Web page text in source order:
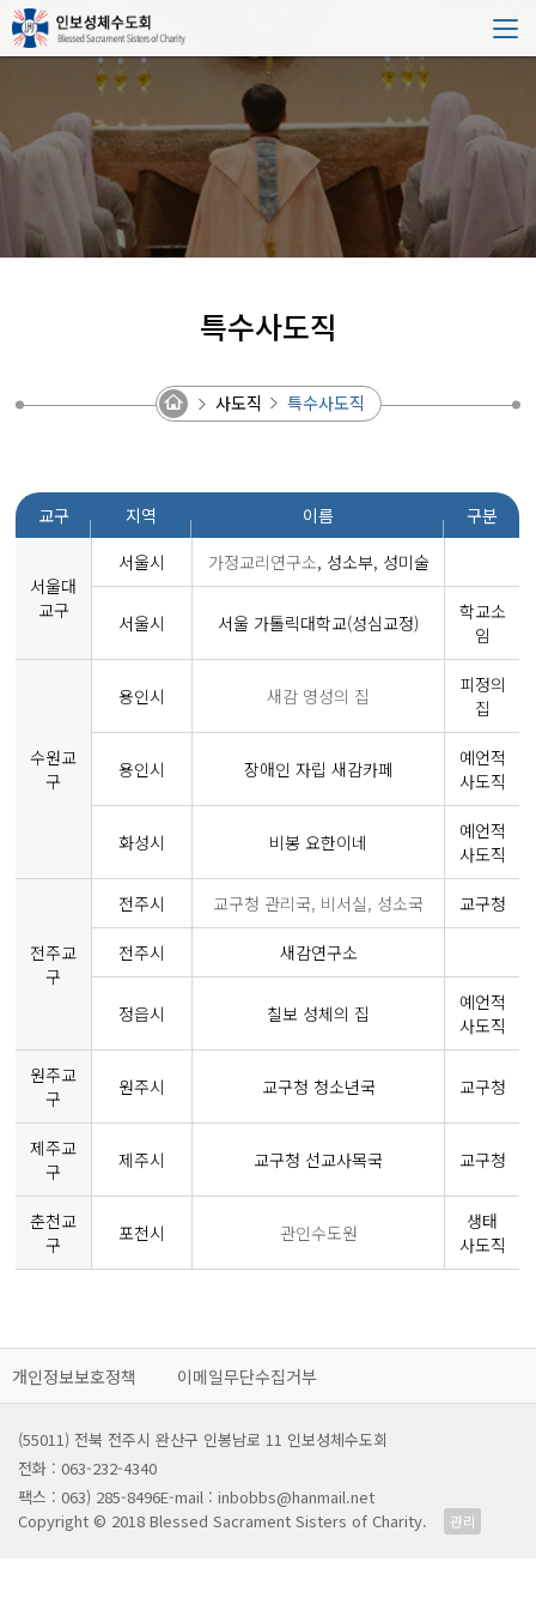
특수사도직
사도직 특수사도직
교구 지역 이름 구분
서울대
교구
서울시 가정교리연구소, 성소부, 성미술
서울시 서울 가톨릭대학교(성심교정)
학교소
임
수원교
구
용인시 새감 영성의 집
피정의
집
용인시 장애인 자립 새감카페
예언적
사도직
화성시 비봉 요한이네
예언적
사도직
전주교
구
전주시 교구청 관리국, 비서실, 성소국 교구청
전주시 새감연구소
정읍시 칠보 성체의 집
예언적
사도직
원주교
구
원주시 교구청 청소년국 교구청
제주교
구
제주시 교구청 선교사목국 교구청
춘천교
구
포천시 관인수도원
생태
사도직
개인정보보호정책 이메일무단수집거부
(55011) 전북 전주시 완산구 인봉남로 11 인보성체수도회
전화 : 063-232-4340
팩스 : 063) 285-8496E-mail : inbobbs@hanmail.net
Copyright © 2018 Blessed Sacrament Sisters of Charity.
관리